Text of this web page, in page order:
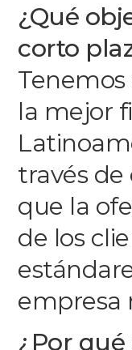
¿Qué
corto
la mejor
través de
que la
de los
empresa
¿Por